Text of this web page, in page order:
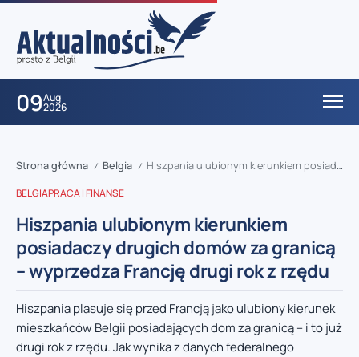
09Aug
2026
Strona główna / Belgia / Hiszpania ulubionym kierunkiem posiadaczy drugich domów za granicą – wyprzedza Francję drugi rok z rzędu
BELGIAPRACA I FINANSE
Hiszpania ulubionym kierunkiem
posiadaczy drugich domów za granicą
– wyprzedza Francję drugi rok z rzędu
Hiszpania plasuje się przed Francją jako ulubiony kierunek
mieszkańców Belgii posiadających dom za granicą – i to już
drugi rok z rzędu. Jak wynika z danych federalnego